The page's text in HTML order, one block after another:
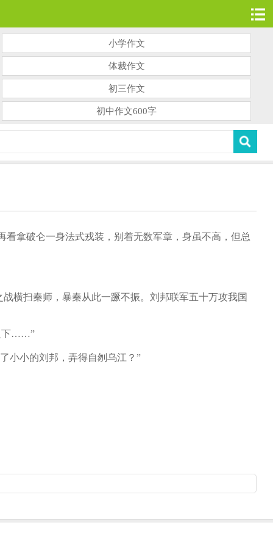
小学作文
体裁作文
初三作文
初中作文600字
拿破仑一身法式戎装，别着无数军章，身虽不高，但总
横扫秦师，暴秦从此一蹶不振。刘邦联军五十万攻我国
下……”
小小的刘邦，弄得自刎乌江？”